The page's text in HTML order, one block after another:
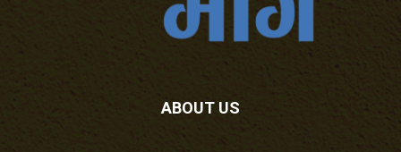
ABOUT US